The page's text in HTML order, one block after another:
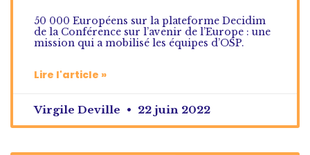
50 000 Européens sur la plateforme Decidim
de la Conférence sur l’avenir de l’Europe : une
mission qui a mobilisé les équipes d’OSP.
Lire l'article »
Virgile Deville 22 juin 2022